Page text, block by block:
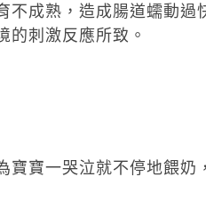
不成熟，造成腸道蠕動過
的刺激反應所致。
寶一哭泣就不停地餵奶